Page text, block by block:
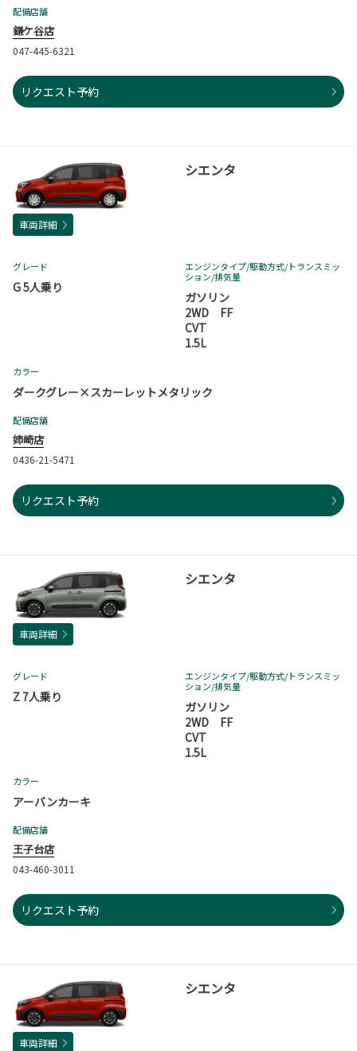
配備店舗
鎌ケ谷店
047-445-6321
リクエスト予約
シエンタ
車両詳細
グレード
G 5人乗り
エンジンタイプ/駆動方式/トランスミッ
ション/排気量
ガソリン
2WD FF
CVT
1.5L
カラー
ダークグレー×スカーレットメタリック
配備店舗
姉崎店
0436-21-5471
リクエスト予約
シエンタ
車両詳細
グレード
Z 7人乗り
エンジンタイプ/駆動方式/トランスミッ
ション/排気量
ガソリン
2WD FF
CVT
1.5L
カラー
アーバンカーキ
配備店舗
王子台店
043-460-3011
リクエスト予約
シエンタ
車両詳細